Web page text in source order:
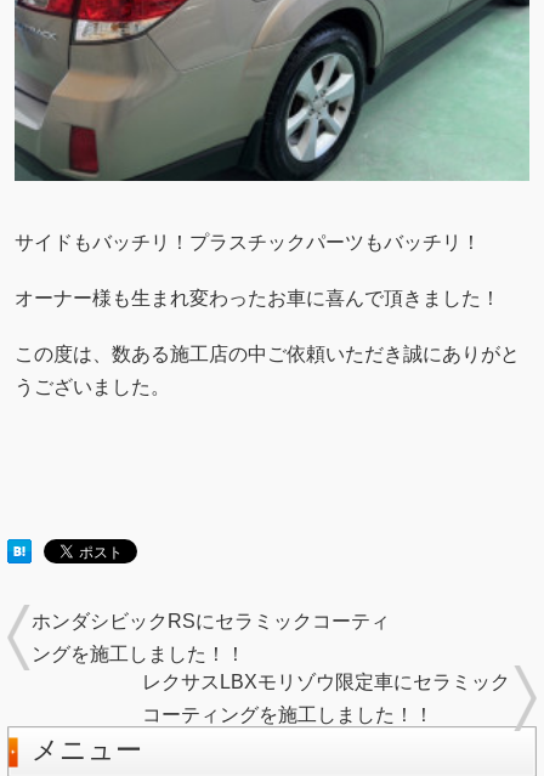
サイドもバッチリ！プラスチックパーツもバッチリ！
オーナー様も生まれ変わったお車に喜んで頂きました！
この度は、数ある施工店の中ご依頼いただき誠にありがと
うございました。
ホンダシビックRSにセラミックコーティ
ングを施工しました！！
レクサスLBXモリゾウ限定車にセラミック
コーティングを施工しました！！
メニュー